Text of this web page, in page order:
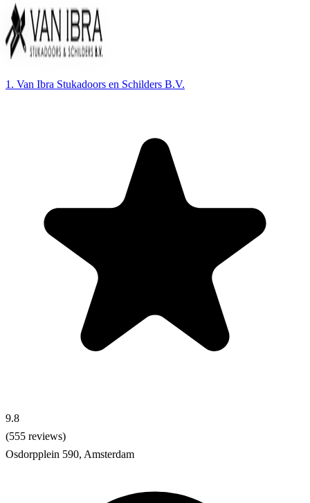
1. Van Ibra Stukadoors en Schilders B.V.
9.8
(555 reviews)
Osdorpplein 590, Amsterdam